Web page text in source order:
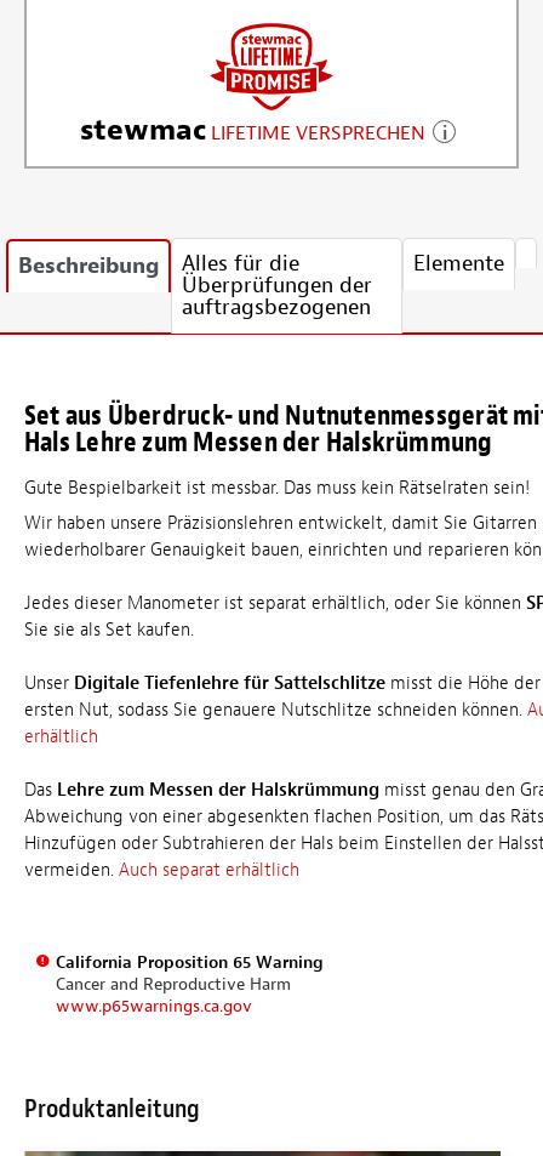
stewmac LIFETIME VERSPRECHEN
Beschreibung Alles für die
Überprüfungen der
auftragsbezogenen
Elemente
Set aus Überdruck- und Nutnutenmessgerät
Hals Lehre zum Messen der Halskrümmung
Gute Bespielbarkeit ist messbar. Das muss kein Rätselraten sein!
Wir haben unsere Präzisionslehren entwickelt, damit Sie
wiederholbarer Genauigkeit bauen, einrichten und reparieren
Jedes dieser Manometer ist separat erhältlich, oder Sie können
Sie sie als Set kaufen.
Unser Digitale Tiefenlehre für Sattelschlitze misst die Höhe
ersten Nut, sodass Sie genauere Nutschlitze schneiden können.
erhältlich
Das Lehre zum Messen der Halskrümmung misst genau den
Abweichung von einer abgesenkten flachen Position, um das
Hinzufügen oder Subtrahieren der Hals beim Einstellen der
vermeiden. Auch separat erhältlich
California Proposition 65 Warning
Cancer and Reproductive Harm
www.p65warnings.ca.gov
Produktanleitung